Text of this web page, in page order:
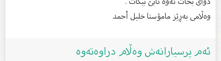
وەڵامى بەڕێز مامۆستا خلیل أحمد
ئەم پرسیارانەش وەڵام دراوەتەوە